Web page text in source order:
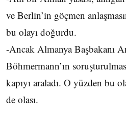
ve Berlin’in göçmen
bu olayı doğurdu.
-Ancak Almanya Başbakanı
Böhmermann’ın
kapıyı araladı. O yüzden bu
de olası.